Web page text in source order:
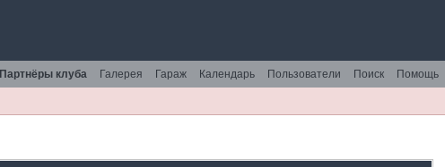
Помощь
Поиск
Пользователи
Календарь
Гараж
Галерея
Партнёры клуба